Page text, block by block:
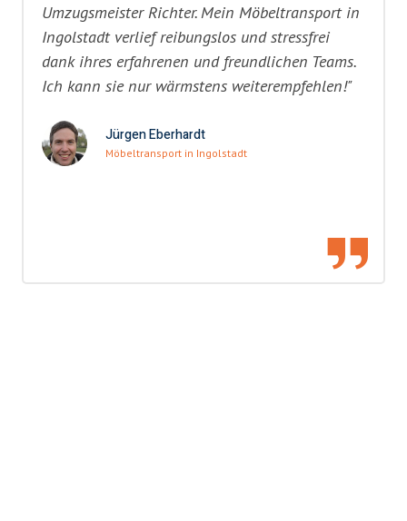
Umzugsmeister Richter. Mein Möbeltransport in
Ingolstadt verlief reibungslos und stressfrei
dank ihres erfahrenen und freundlichen Teams.
Ich kann sie nur wärmstens weiterempfehlen!"
Jürgen Eberhardt
Möbeltransport in Ingolstadt